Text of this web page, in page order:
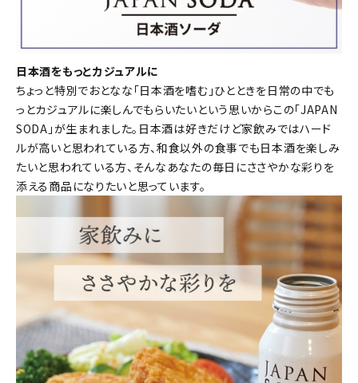
日本酒をもっとカジュアルに
ちょっと特別でおとなな「日本酒を嗜む」ひとときを日常の中でも
っとカジュアルに楽しんでもらいたいという思いからこの「JAPAN
SODA」が生まれました。日本酒は好きだけど家飲みではハード
ルが高いと思われている方、和食以外の食事でも日本酒を楽しみ
たいと思われている方、そんなあなたの毎日にささやかな彩りを
添える商品になりたいと思っています。